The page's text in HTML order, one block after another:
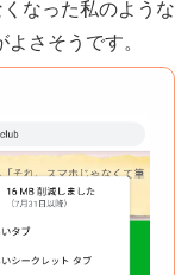
なった私のような
さそうです。